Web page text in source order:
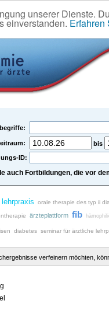
unserer Dienste.
einverstanden. Erfahren
bis
ID:
auch Fortbildungen, die vor
lehrpraxis orale therapie des typ ii
ärzteplattform fib
diabetes seminar für ärztliche
verfeinern möchten,